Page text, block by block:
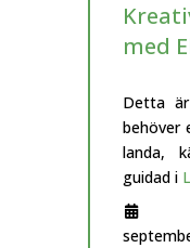
med
Detta
behöver
landa,
guidad i